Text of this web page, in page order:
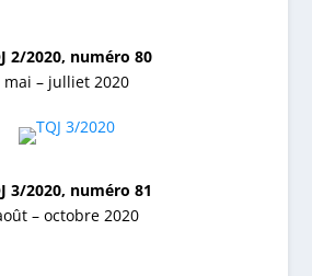
2/2020, numéro 80
mai – julliet 2020
3/2020, numéro 81
– octobre 2020